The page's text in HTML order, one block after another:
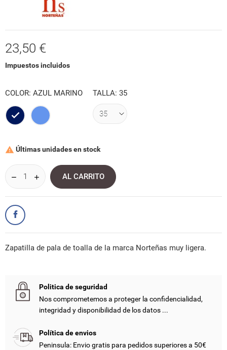
23,50 €
Impuestos incluidos
COLOR: AZUL MARINO
Azul
Marino
Aguamar
TALLA: 35
 Últimas unidades en stock
AL CARRITO
Zapatilla de pala de toalla de la marca Norteñas muy ligera.
Politica de seguridad
Nos comprometemos a proteger la confidencialidad,
integridad y disponibilidad de los datos ...
Política de envios
Peninsula: Envio gratis para pedidos superiores a 50€